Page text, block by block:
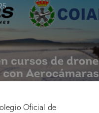
Oficial de